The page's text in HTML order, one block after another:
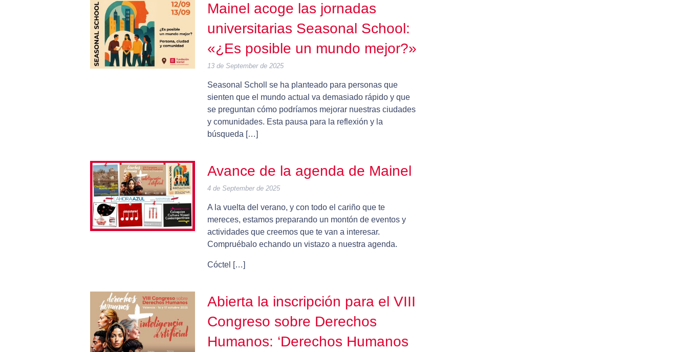
Mainel acoge las jornadas
universitarias Seasonal School:
«¿Es posible un mundo mejor?»
13 de September de 2025
Seasonal Scholl se ha planteado para personas que
sienten que el mundo actual va demasiado rápido y que
se preguntan cómo podríamos mejorar nuestras ciudades
y comunidades. Esta pausa para la reflexión y la
búsqueda […]
Avance de la agenda de Mainel
4 de September de 2025
A la vuelta del verano, y con todo el cariño que te
mereces, estamos preparando un montón de eventos y
actividades que creemos que te van a interesar.
Compruébalo echando un vistazo a nuestra agenda.
Cóctel […]
Abierta la inscripción para el VIII
Congreso sobre Derechos
Humanos: ‘Derechos Humanos